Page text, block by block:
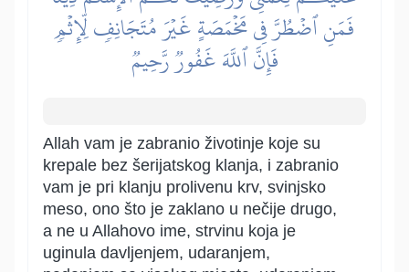
فَمَنِ ٱضۡطُرَّ فِي مَخۡمَصَةٍ غَيۡرَ مُتَجَانِفٖ لِّإِثۡمٖ
فَإِنَّ ٱللَّهَ غَفُورٞ رَّحِيمٞ
Allah vam je zabranio životinje koje su
krepale bez šerijatskog klanja, i zabranio
vam je pri klanju prolivenu krv, svinjsko
meso, ono što je zaklano u nečije drugo,
a ne u Allahovo ime, strvinu koja je
uginula davljenjem, udaranjem,